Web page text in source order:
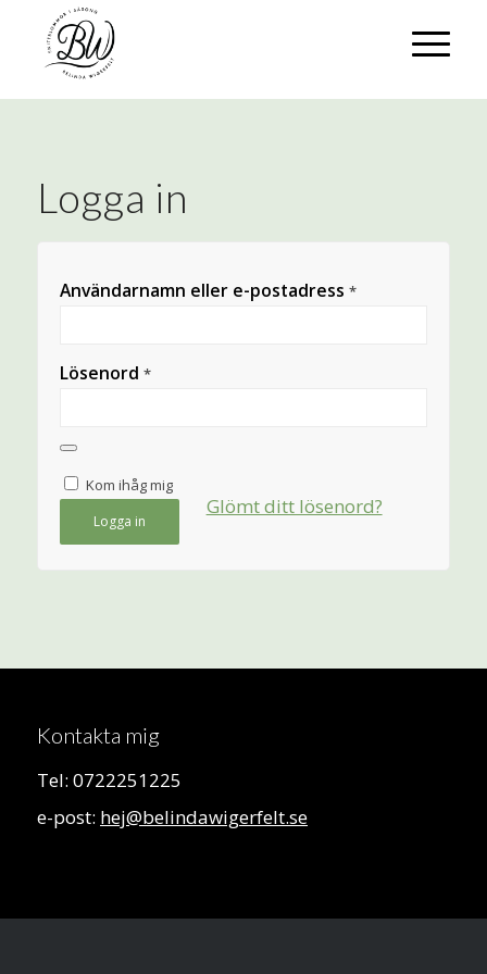
Logga in
Användarnamn eller e-postadress *
Lösenord *
Kom ihåg mig
Logga in
Glömt ditt lösenord?
Kontakta mig
Tel: 0722251225
e-post: hej@belindawigerfelt.se